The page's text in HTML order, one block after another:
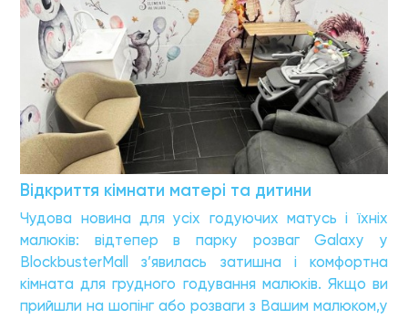
Відкриття кімнати матері та дитини
Чудова новина для усіх годуючих матусь і їхніх
малюків: відтепер в парку розваг Galaxy у
BlockbusterMall з’явилась затишна і комфортна
кімната для грудного годування малюків. Якщо ви
прийшли на шопінг або розваги з Вашим малюком,у